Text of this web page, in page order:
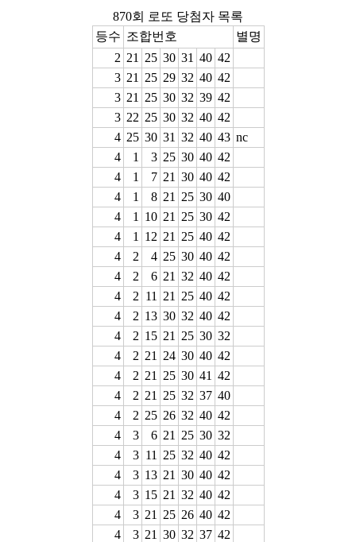
870회 로또 당첨자 목록
등수 조합번호
별명
2 21 25 30 31 40 42
3 21 25 29 32 40 42
3 21 25 30 32 39 42
3 22 25 30 32 40 42
4 25 30 31 32 40 43 nc
4
1 3 25 30 40 42
4
1 7 21 30 40 42
4
1 8 21 25 30 40
4
1 10 21 25 30 42
4
1 12 21 25 40 42
4
2 4 25 30 40 42
4
2 6 21 32 40 42
4
2 11 21 25 40 42
4
2 13 30 32 40 42
4
2 15 21 25 30 32
4
2 21 24 30 40 42
4
2 21 25 30 41 42
4
2 21 25 32 37 40
4
2 25 26 32 40 42
4
3 6 21 25 30 32
4
3 11 25 32 40 42
4
3 13 21 30 40 42
4
3 15 21 32 40 42
4
3 21 25 26 40 42
4
3 21 30 32 37 42